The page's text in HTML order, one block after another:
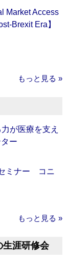
Market Access
Brexit Era】
もっと見る »
が医療を支え
ー
ミナー コニ
もっと見る »
生涯研修会